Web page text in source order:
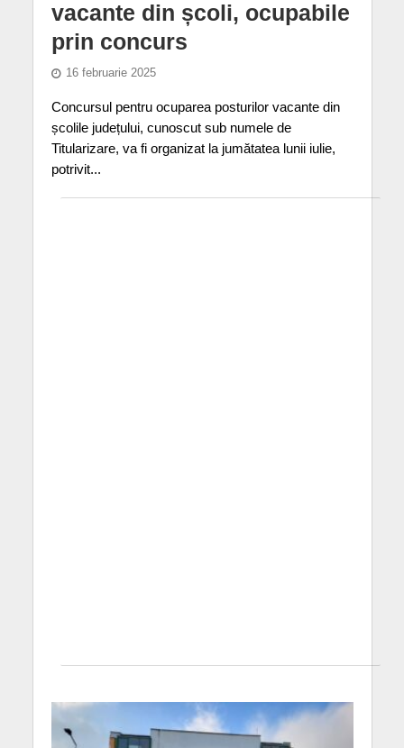
vacante din școli, ocupabile
prin concurs
16 februarie 2025
Concursul pentru ocuparea posturilor vacante din
școlile județului, cunoscut sub numele de
Titularizare, va fi organizat la jumătatea lunii iulie,
potrivit...